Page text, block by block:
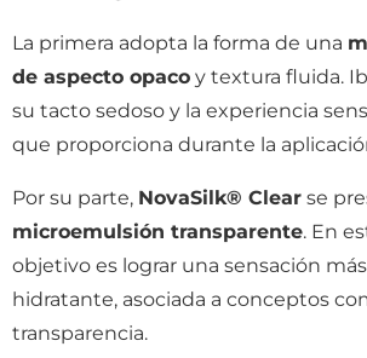
La primera adopta la forma de una
de aspecto opaco y textura fluida.
su tacto sedoso y la experiencia
que proporciona durante la
Por su parte, NovaSilk® Clear se
microemulsión transparente. En
objetivo es lograr una sensación
hidratante, asociada a conceptos
transparencia.